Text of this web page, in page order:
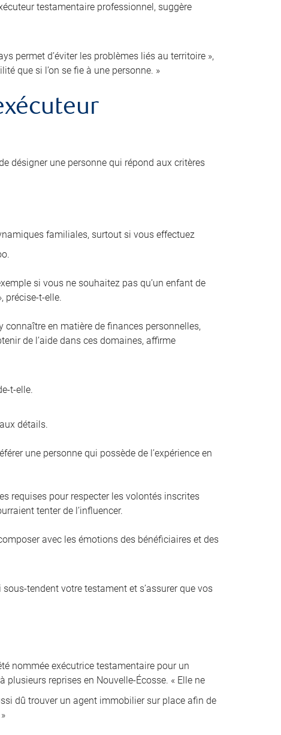
testamentaire professionnel, suggère
permet d’éviter les problèmes liés au territoire »,
que si l’on se fie à une personne. »
désigner une personne qui répond aux critères
familiales, surtout si vous effectuez
si vous ne souhaitez pas qu’un enfant de
précise-t-elle.
connaître en matière de finances personnelles,
de l’aide dans ces domaines, affirme
t-elle.
détails.
une personne qui possède de l’expérience en
requises pour respecter les volontés inscrites
tenter de l’influencer.
avec les émotions des bénéficiaires et des
tendent votre testament et s’assurer que vos
nommée exécutrice testamentaire pour un
plusieurs reprises en Nouvelle-Écosse. « Elle ne
dû trouver un agent immobilier sur place afin de